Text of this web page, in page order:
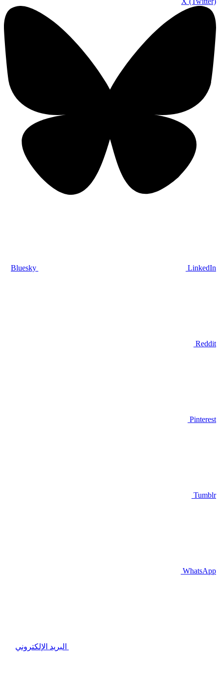
Bluesky LinkedIn
Reddit
Pinterest
Tumblr
WhatsApp
البريد الإلكتروني